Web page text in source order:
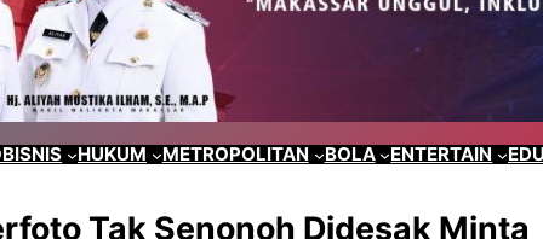
HUKUM METROPOLITAN BOLA ENTERTAIN
Tak Senonoh Didesak Minta